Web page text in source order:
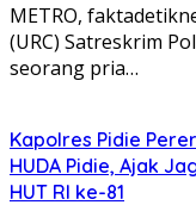
METRO,
(URC) Satreskrim
seorang pria…
Kapolres Pidie
HUDA Pidie, Ajak
HUT RI ke-81